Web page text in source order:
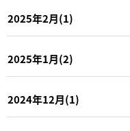
2025年2月(1)
2025年1月(2)
2024年12月(1)